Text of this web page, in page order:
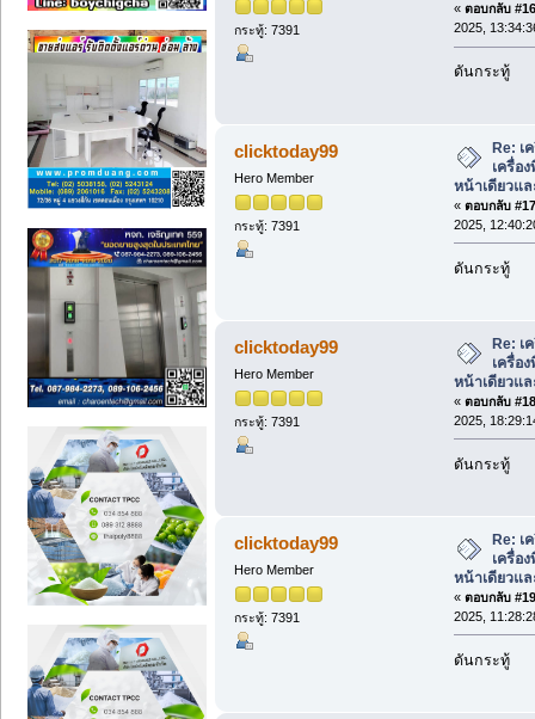
กระทู้: 7391
« ตอบกลับ
2025,
ดันกระทู้
clicktoday99
Hero Member
กระทู้: 7391
Re: เ
เครื่อ
หน้าเดียวแ
« ตอบกลับ
2025,
ดันกระทู้
clicktoday99
Hero Member
กระทู้: 7391
Re: เ
เครื่อ
หน้าเดียวแ
« ตอบกลับ
2025,
ดันกระทู้
clicktoday99
Hero Member
กระทู้: 7391
Re: เ
เครื่อ
หน้าเดียวแ
« ตอบกลับ
2025,
ดันกระทู้